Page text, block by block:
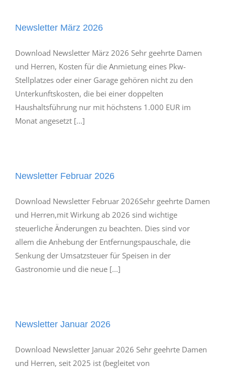
Newsletter März 2026
Download Newsletter März 2026 Sehr geehrte Damen
und Herren, Kosten für die Anmietung eines Pkw-
Stellplatzes oder einer Garage gehören nicht zu den
Unterkunftskosten, die bei einer doppelten
Haushaltsführung nur mit höchstens 1.000 EUR im
Monat angesetzt [...]
Newsletter Februar 2026
Download Newsletter Februar 2026Sehr geehrte Damen
und Herren,mit Wirkung ab 2026 sind wichtige
steuerliche Änderungen zu beachten. Dies sind vor
allem die Anhebung der Entfernungspauschale, die
Senkung der Umsatzsteuer für Speisen in der
Gastronomie und die neue [...]
Newsletter Januar 2026
Download Newsletter Januar 2026 Sehr geehrte Damen
und Herren, seit 2025 ist (begleitet von